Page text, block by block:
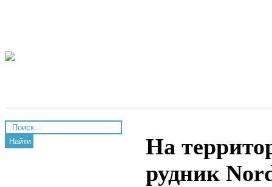
Найти
На
рудник